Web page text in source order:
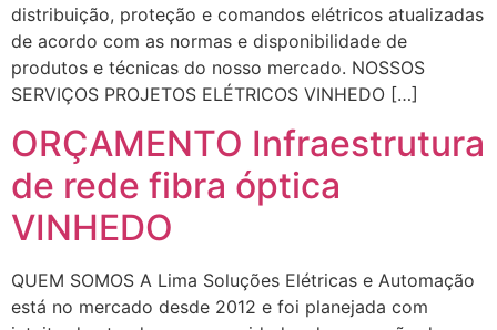
distribuição, proteção e comandos elétricos atualizadas
de acordo com as normas e disponibilidade de
produtos e técnicas do nosso mercado. NOSSOS
SERVIÇOS PROJETOS ELÉTRICOS VINHEDO […]
ORÇAMENTO Infraestrutura
de rede fibra óptica
VINHEDO
QUEM SOMOS A Lima Soluções Elétricas e Automação
está no mercado desde 2012 e foi planejada com